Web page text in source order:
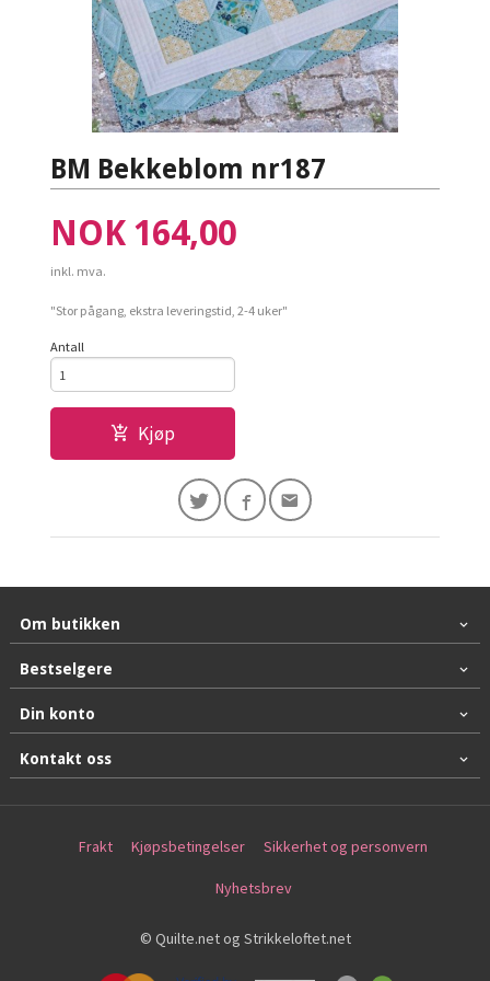
BM Bekkeblom nr187
Pris
NOK 164,00
inkl. mva.
"Stor pågang, ekstra leveringstid, 2-4 uker"
Antall
Kjøp
Om butikken
Bestselgere
Din konto
Kontakt oss
Frakt Kjøpsbetingelser Sikkerhet og personvern
Nyhetsbrev
© Quilte.net og Strikkeloftet.net